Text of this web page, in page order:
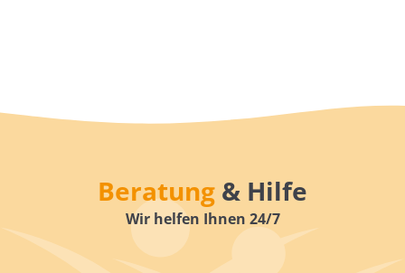
Beratung & Hilfe
Wir helfen Ihnen 24/7